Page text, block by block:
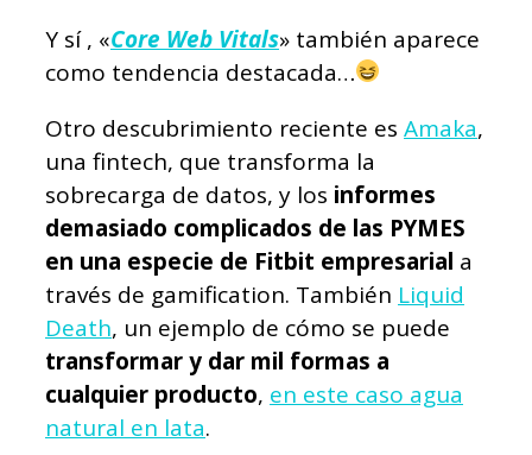
Y sí , «Core Web Vitals» también aparece
como tendencia destacada…
Otro descubrimiento reciente es Amaka,
una fintech, que transforma la
sobrecarga de datos, y los informes
demasiado complicados de las PYMES
en una especie de Fitbit empresarial a
través de gamification. También Liquid
Death, un ejemplo de cómo se puede
transformar y dar mil formas a
cualquier producto, en este caso agua
natural en lata.